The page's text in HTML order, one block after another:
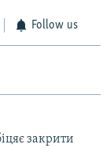
Follow us
закрити